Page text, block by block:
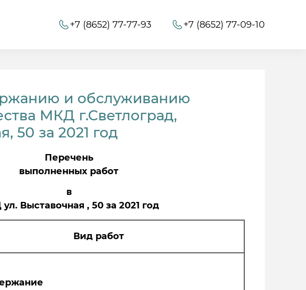
+7 (8652) 77-77-93 +7 (8652) 77-09-10
и обслуживанию
МКД г.Светлоград,
50 за 2021 год
Перечень
выполненных работ
в
Выставочная , 50 за 2021 год
Вид работ